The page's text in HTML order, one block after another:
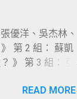
合國曾 於 2009
本會期共 27 位
民、青年就業等
業問政」的表現
」的情形～包括
優洋、吳杰林、
第 2 組： 蘇凱
》 第 3 組： 亞
READ